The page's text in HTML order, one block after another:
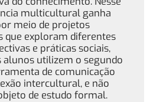
multicultural ganha
meio de projetos
que exploram diferentes
e práticas sociais,
utilizem o segundo
de comunicação
intercultural, e não
de estudo formal.